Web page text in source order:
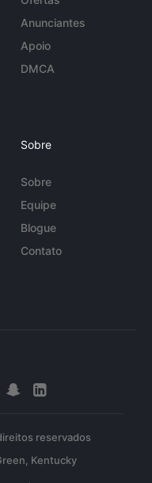
Anunciantes
Apoio
DMCA
Sobre
Sobre
Equipe
Blogue
Contato
reservados